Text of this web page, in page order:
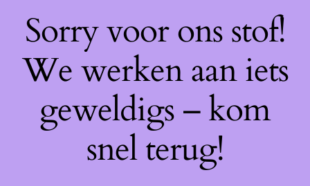
Sorry voor ons stof!
We werken aan iets
geweldigs – kom
snel terug!